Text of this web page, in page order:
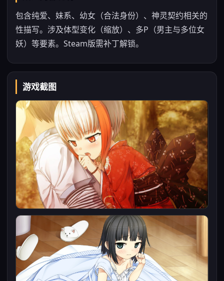
包含纯爱、妹系、幼女（合法身份）、神灵契约相关的
性描写。涉及体型变化（缩放）、多P（男主与多位女
妖）等要素。Steam版需补丁解锁。
游戏截图